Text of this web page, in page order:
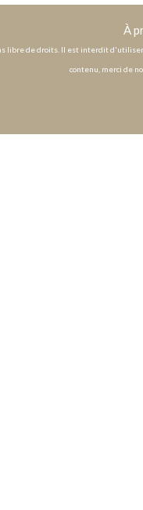
À
libre de droits. Il est interdit
contenu, merci de